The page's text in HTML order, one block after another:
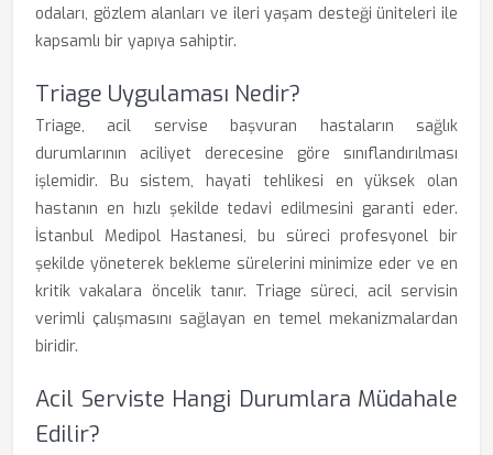
odaları, gözlem alanları ve ileri yaşam desteği üniteleri ile
kapsamlı bir yapıya sahiptir.
Triage Uygulaması Nedir?
Triage, acil servise başvuran hastaların sağlık
durumlarının aciliyet derecesine göre sınıflandırılması
işlemidir. Bu sistem, hayati tehlikesi en yüksek olan
hastanın en hızlı şekilde tedavi edilmesini garanti eder.
İstanbul Medipol Hastanesi, bu süreci profesyonel bir
şekilde yöneterek bekleme sürelerini minimize eder ve en
kritik vakalara öncelik tanır. Triage süreci, acil servisin
verimli çalışmasını sağlayan en temel mekanizmalardan
biridir.
Acil Serviste Hangi Durumlara Müdahale
Edilir?